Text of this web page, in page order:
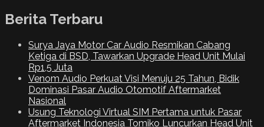
Berita Terbaru
Surya Jaya Motor Car Audio Resmikan Cabang
Ketiga di BSD, Tawarkan Upgrade Head Unit Mulai
Rp1,5 Juta
Venom Audio Perkuat Visi Menuju 25 Tahun, Bidik
Dominasi Pasar Audio Otomotif Aftermarket
Nasional
Usung Teknologi Virtual SIM Pertama untuk Pasar
Aftermarket Indonesia Tomiko Luncurkan Head Unit